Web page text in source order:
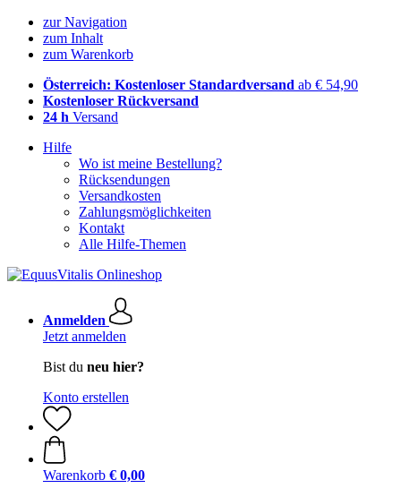
zur Navigation
zum Inhalt
zum Warenkorb
Österreich: Kostenloser Standardversand ab € 54,90
Kostenloser Rückversand
24 h Versand
Hilfe
Wo ist meine Bestellung?
Rücksendungen
Versandkosten
Zahlungsmöglichkeiten
Kontakt
Alle Hilfe-Themen
Anmelden
Jetzt anmelden
Bist du neu hier?
Konto erstellen
Warenkorb € 0,00